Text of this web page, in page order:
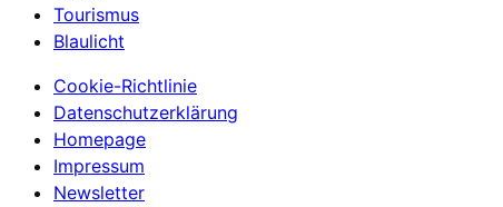
Tourismus
Blaulicht
Cookie-Richtlinie
Datenschutzerklärung
Homepage
Impressum
Newsletter